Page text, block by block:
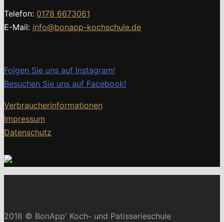
Telefon: 0178 6673061
E-Mail: info@bonapp-kochschule.de
Folgen Sie uns auf Instagram!
Besuchen Sie uns auf Facebook!
Verbraucherinformationen
Impressum
Datenschutz
2018 © BonApp' Koch- und Patisserieschule